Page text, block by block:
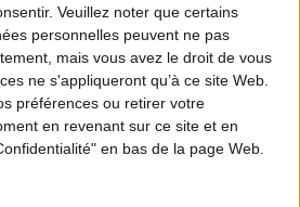
Veuillez noter que certains
personnelles peuvent ne pas
mais vous avez le droit de vous
ne s'appliqueront qu’à ce site Web.
préférences ou retirer votre
en revenant sur ce site et en
en bas de la page Web.